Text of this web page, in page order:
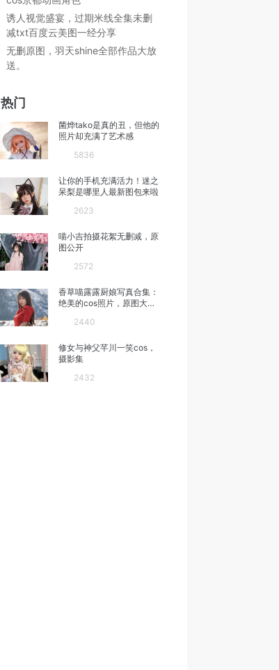
诱人视觉盛宴，过期米线全集未删
减txt百度云美图一经分享
无删原图，羽天shine全部作品大放
送。
热门
菌烨tako是真的丑，但他的
照片却充满了艺术感
5836
让你的手机充满活力！迷之
呆梨是哪里人最新图包来啦
2623
喵小吉拍摄花絮无删减，原
图公开
2572
香草喵露露厨娘写真合集：
绝美的cos照片，原图大放
2440
修女与神父芊川一笑cos，
摄影集
2432